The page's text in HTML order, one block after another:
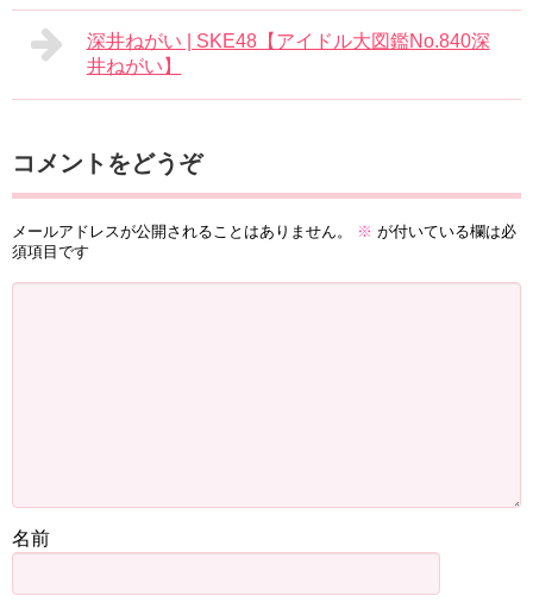
深井ねがい | SKE48【アイドル大図鑑No.840深
井ねがい】
コメントをどうぞ
メールアドレスが公開されることはありません。 ※ が付いている欄は必
須項目です
名前